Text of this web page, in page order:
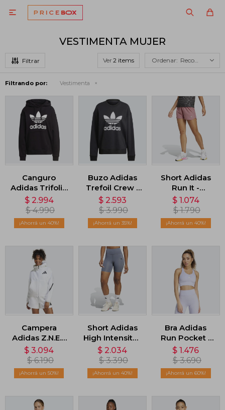

VESTIMENTA MUJER
Ver Recomendados
Filtrando por: Vestimenta
Canguro
Adidas Trifolio
- Negro
$ 2.994
$ 4.990
40
Buzo Adidas
Trefoil Crew -
Negro
$ 2.593
$ 3.990
35
Short Adidas
Run It -
Rosado
$ 1.074
$ 1.790
40
Campera
Adidas Z.N.E. -
Blanco
$ 3.094
$ 6.190
50
Short Adidas
High Intensity -
Gris
$ 2.034
$ 3.390
40
Bra Adidas
Run Pocket -
Violeta
$ 1.476
$ 3.690
60